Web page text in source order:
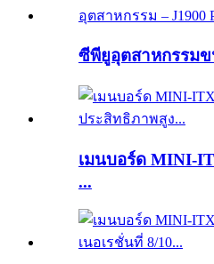
ซีพียูอุตสาหกรรมข
เมนบอร์ด MINI-
...